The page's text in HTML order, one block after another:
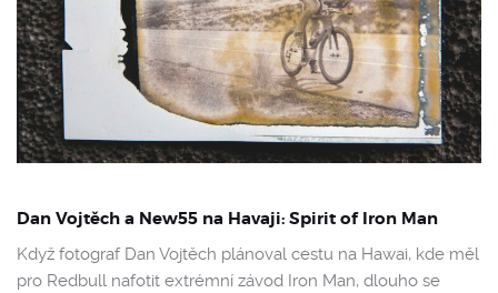
Dan Vojtěch a New55 na Havaji: Spirit of Iron Man
Když fotograf Dan Vojtěch plánoval cestu na Hawai, kde měl
pro Redbull nafotit extrémní závod Iron Man, dlouho se